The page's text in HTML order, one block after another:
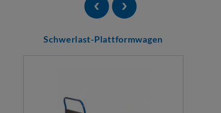
Schwerlast-Plattformwagen